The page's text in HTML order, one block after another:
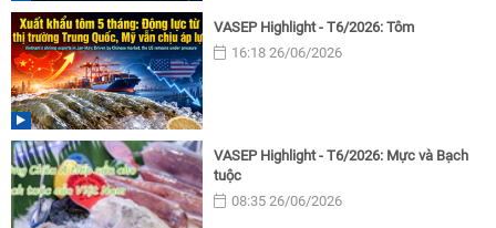
VASEP Highlight - T6/2026: Tôm
16:18 26/06/2026
VASEP Highlight - T6/2026: Mực và Bạch
tuộc
08:35 26/06/2026